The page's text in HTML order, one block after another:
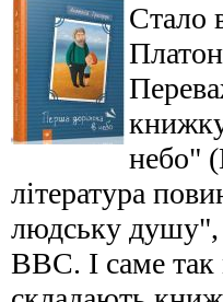
Стало
небо"
література
людську душу",
BBC. І саме так